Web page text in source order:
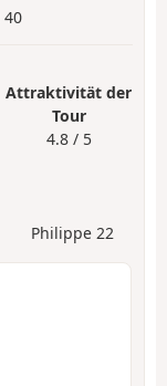
40
Attraktivität der
Tour
4.8 / 5
Philippe 22